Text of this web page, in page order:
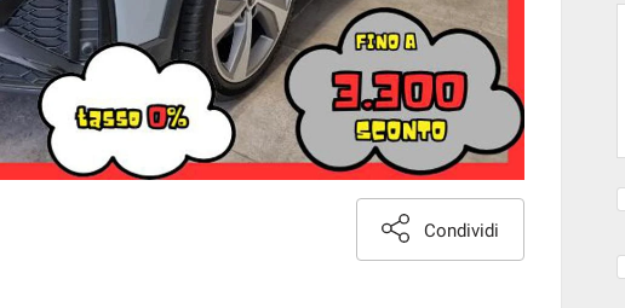
Condividi